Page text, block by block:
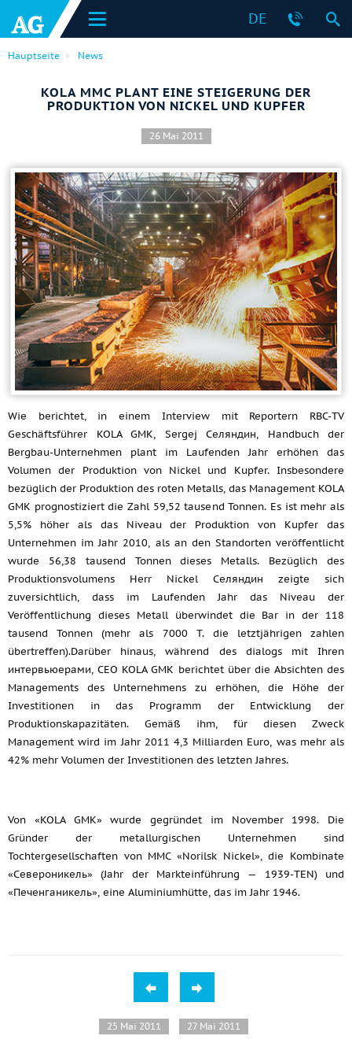
DE
Hauptseite News
KOLA MMC PLANT EINE STEIGERUNG DER
PRODUKTION VON NICKEL UND KUPFER
26 Mai 2011
Wie berichtet, in einem Interview mit Reportern RBC-TV
Geschäftsführer KOLA GMK, Sergej Селяндин, Handbuch der
Bergbau-Unternehmen plant im Laufenden Jahr erhöhen das
Volumen der Produktion von Nickel und Kupfer. Insbesondere
bezüglich der Produktion des roten Metalls, das Management KOLA
GMK prognostiziert die Zahl 59,52 tausend Tonnen. Es ist mehr als
5,5% höher als das Niveau der Produktion von Kupfer das
Unternehmen im Jahr 2010, als an den Standorten veröffentlicht
wurde 56,38 tausend Tonnen dieses Metalls. Bezüglich des
Produktionsvolumens Herr Nickel Селяндин zeigte sich
zuversichtlich, dass im Laufenden Jahr das Niveau der
Veröffentlichung dieses Metall überwindet die Bar in der 118
tausend Tonnen (mehr als 7000 T. die letztjährigen zahlen
übertreffen).Darüber hinaus, während des dialogs mit Ihren
интервьюерами, CEO KOLA GMK berichtet über die Absichten des
Managements des Unternehmens zu erhöhen, die Höhe der
Investitionen in das Programm der Entwicklung der
Produktionskapazitäten. Gemäß ihm, für diesen Zweck
Management wird im Jahr 2011 4,3 Milliarden Euro, was mehr als
42% mehr Volumen der Investitionen des letzten Jahres.
Von «KOLA GMK» wurde gegründet im November 1998. Die
Gründer der metallurgischen Unternehmen sind
Tochtergesellschaften von MMC «Norilsk Nickel», die Kombinate
«Североникель» (Jahr der Markteinführung — 1939-TEN) und
«Печенганикель», eine Aluminiumhütte, das im Jahr 1946.
25 Mai 2011 27 Mai 2011